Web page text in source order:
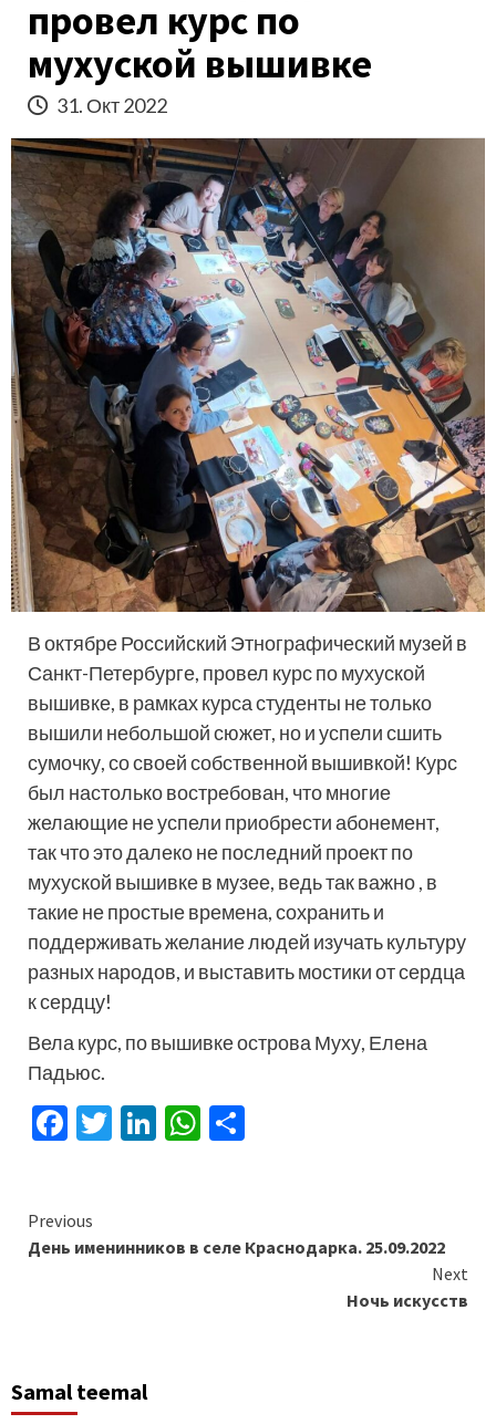
провел курс по
мухуской вышивке
31. Окт 2022
В октябре Российский Этнографический музей в
Санкт-Петербурге, провел курс по мухуской
вышивке, в рамках курса студенты не только
вышили небольшой сюжет, но и успели сшить
сумочку, со своей собственной вышивкой! Курс
был настолько востребован, что многие
желающие не успели приобрести абонемент,
так что это далеко не последний проект по
мухуской вышивке в музее, ведь так важно , в
такие не простые времена, сохранить и
поддерживать желание людей изучать культуру
разных народов, и выставить мостики от сердца
к сердцу!
Вела курс, по вышивке острова Муху, Елена
Падьюс.
Facebook
Twitter
LinkedIn
WhatsApp
Continue
Reading
Previous
День именинников в селе Краснодарка. 25.09.2022
Next
Ночь искусств
Samal teemal